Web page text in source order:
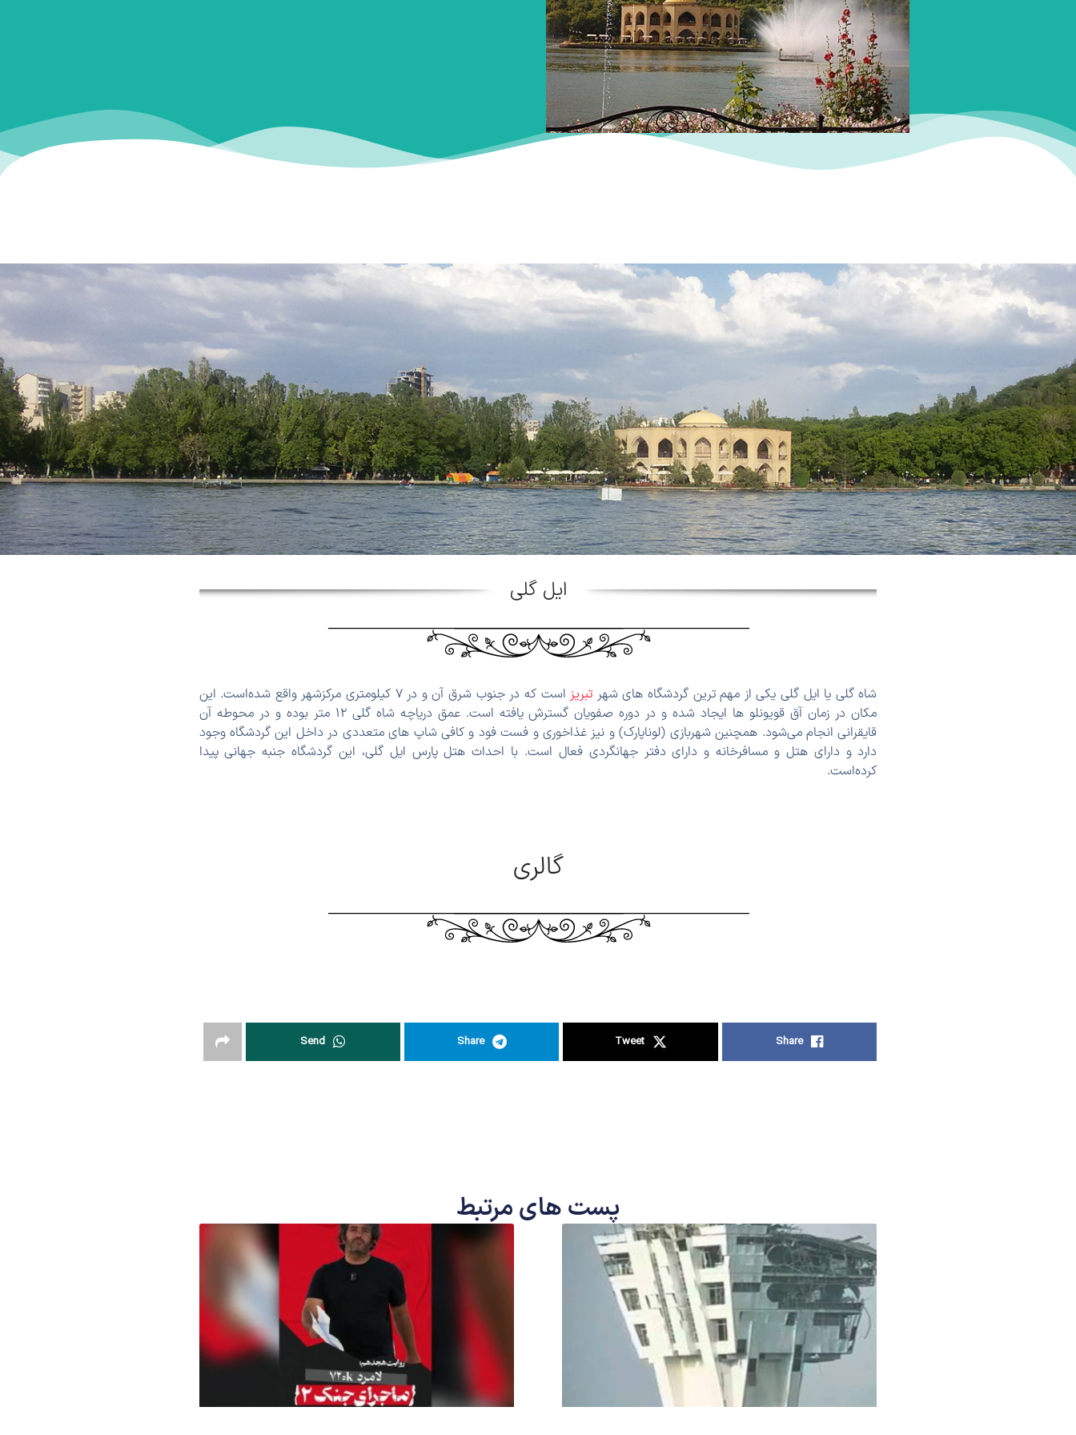
ایل‌ گلی
شاه گلی یا ایل‌ گلی یکی از مهم‌ ترین گردشگاه ‌های شهر تبریز
است که در جنوب شرق آن و در ۷ کیلومتری مرکزشهر واقع شده‌است. این
مکان در زمان آق ‌قویونلو ها ایجاد شده و در دوره صفویان گسترش یافته ‌است. عمق دریاچه شاه ‌گلی ۱۲ متر بوده و در محوطه آن
قایقرانی انجام می‌شود. همچنین شهربازی (لوناپارک) و نیز غذاخوری و فست فود و کافی شاپ های متعددی در داخل این گردشگاه وجود
دارد و دارای هتل و مسافرخانه و دارای دفتر جهانگردی فعال است. با احداث هتل پارس ایل گلی، این گردشگاه جنبه جهانی پیدا
کرده‌است.
گالری
Share
Tweet
Share
Send
پست های مرتبط